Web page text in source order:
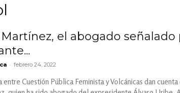
Pública
el abogado señalado
- febrero 24, 2022
Cuestión Pública Feminista y Volcánicas dan